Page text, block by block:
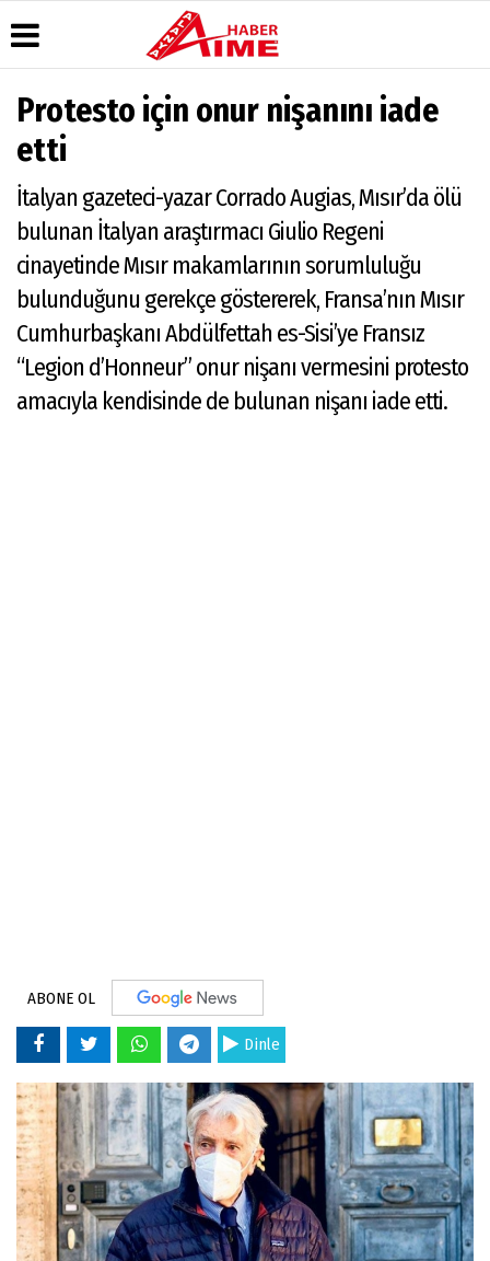
Üye Paneli
Haber
Dergi
Arşivi
Günün
Haberleri
Manşetleri
Anketler
Biyografiler
Köşe
Galeri
Foto
Moovit
& Antalya
Canlı Uçak
Seyir
Takip
Künye
Protesto için onur nişanını iade
etti
İtalyan gazeteci-yazar Corrado Augias, Mısır’da ölü
bulunan İtalyan araştırmacı Giulio Regeni
cinayetinde Mısır makamlarının sorumluluğu
bulunduğunu gerekçe göstererek, Fransa’nın Mısır
Cumhurbaşkanı Abdülfettah es-Sisi’ye Fransız
“Legion d’Honneur” onur nişanı vermesini protesto
amacıyla kendisinde de bulunan nişanı iade etti.
ABONE OL
Dinle